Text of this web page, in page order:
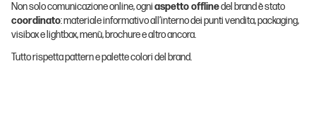
Non solo comunicazione online, ogniaspetto offlinedel brand è stato
coordinato: materiale informativo all’interno dei punti vendita, packaging,
visibox e lightbox, menù, brochure e altro ancora.
Tutto rispetta pattern e palette colori del brand.